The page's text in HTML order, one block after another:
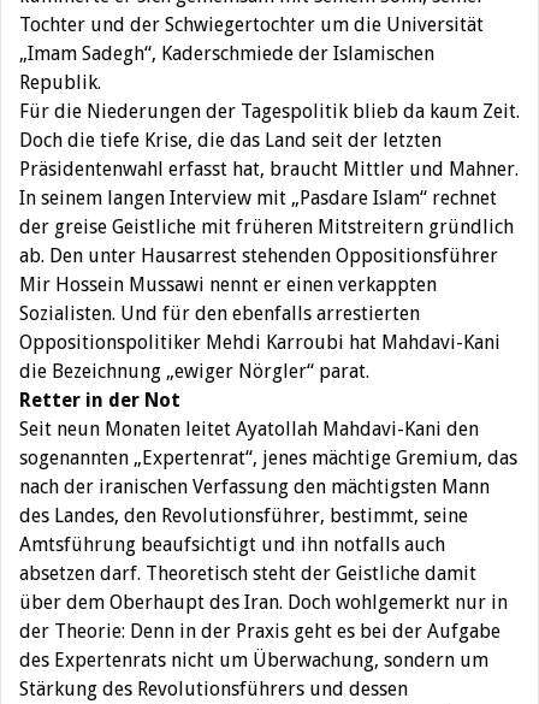
Tochter und der Schwiegertochter um die Universität
„Imam Sadegh“, Kaderschmiede der Islamischen
Republik.
Für die Niederungen der Tagespolitik blieb da kaum Zeit.
Doch die tiefe Krise, die das Land seit der letzten
Präsidentenwahl erfasst hat, braucht Mittler und Mahner.
In seinem langen Interview mit „Pasdare Islam“ rechnet
der greise Geistliche mit früheren Mitstreitern gründlich
ab. Den unter Hausarrest stehenden Oppositionsführer
Mir Hossein Mussawi nennt er einen verkappten
Sozialisten. Und für den ebenfalls arrestierten
Oppositionspolitiker Mehdi Karroubi hat Mahdavi-Kani
die Bezeichnung „ewiger Nörgler“ parat.
Retter in der Not
Seit neun Monaten leitet Ayatollah Mahdavi-Kani den
sogenannten „Expertenrat“, jenes mächtige Gremium, das
nach der iranischen Verfassung den mächtigsten Mann
des Landes, den Revolutionsführer, bestimmt, seine
Amtsführung beaufsichtigt und ihn notfalls auch
absetzen darf. Theoretisch steht der Geistliche damit
über dem Oberhaupt des Iran. Doch wohlgemerkt nur in
der Theorie: Denn in der Praxis geht es bei der Aufgabe
des Expertenrats nicht um Überwachung, sondern um
Stärkung des Revolutionsführers und dessen